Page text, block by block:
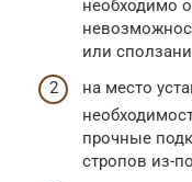
необходимо
или
на место
прочные
стропов из-